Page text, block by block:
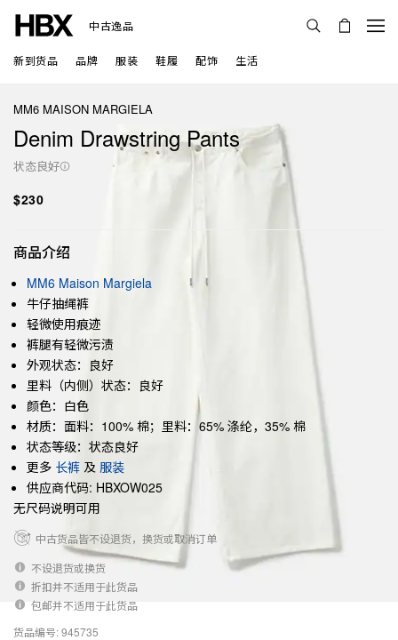
中古逸品
新到货品 品牌 服装 鞋履 配饰 生活
MM6 MAISON MARGIELA
Denim Drawstring Pants
状态良好
$230
商品介绍
MM6 Maison Margiela
牛仔抽绳裤
轻微使用痕迹
裤腿有轻微污渍
外观状态：良好
里料（内侧）状态：良好
颜色：白色
材质：面料：100% 棉；里料：65% 涤纶，35% 棉
状态等级：状态良好
更多 长裤 及 服装
供应商代码: HBXOW025
无尺码说明可用
中古货品皆不设退货，换货或取消订单
不设退货或换货
折扣并不适用于此货品
包邮并不适用于此货品
货品编号: 945735